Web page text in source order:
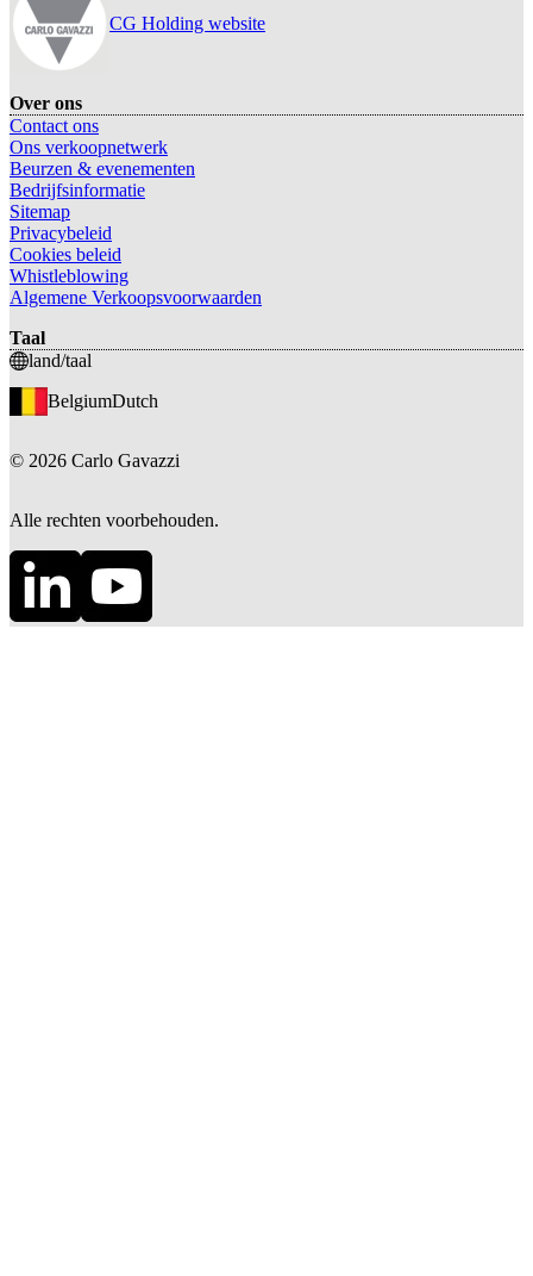
CG Holding website
Over ons
Contact ons
Ons verkoopnetwerk
Beurzen & evenementen
Bedrijfsinformatie
Sitemap
Privacybeleid
Cookies beleid
Whistleblowing
Algemene Verkoopsvoorwaarden
Taal
land/taal
BelgiumDutch
© 2026 Carlo Gavazzi
Alle rechten voorbehouden.